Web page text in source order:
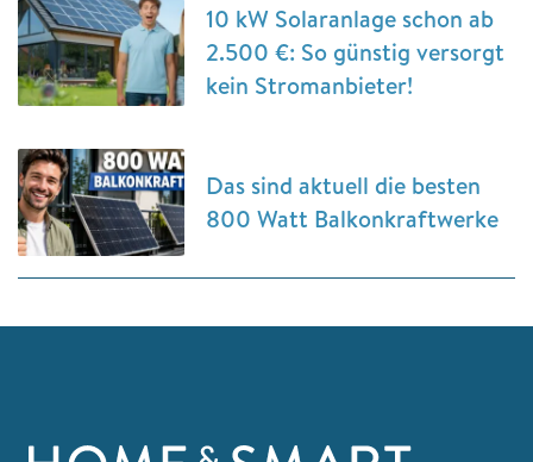
10 kW Solaranlage schon ab
2.500 €: So günstig versorgt
kein Stromanbieter!
Das sind aktuell die besten
800 Watt Balkonkraftwerke